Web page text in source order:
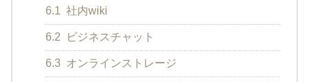
6.1 社内wiki
6.2 ビジネスチャット
6.3 オンラインストレージ